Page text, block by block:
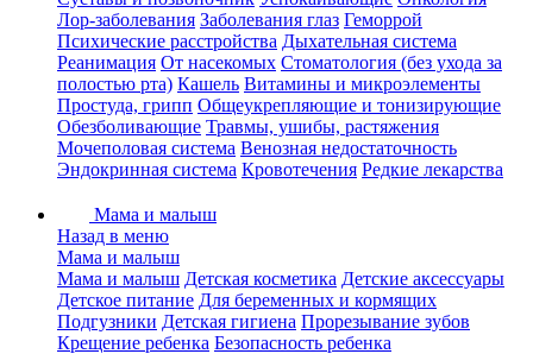
Лор-заболевания Заболевания глаз Геморрой
Психические расстройства Дыхательная система
Реанимация От насекомых Стоматология (без ухода за
полостью рта) Кашель Витамины и микроэлементы
Простуда, грипп Общеукрепляющие и тонизирующие
Обезболивающие Травмы, ушибы, растяжения
Мочеполовая система Венозная недостаточность
Эндокринная система Кровотечения Редкие лекарства
Мама и малыш
Назад в меню
Мама и малыш
Мама и малыш Детская косметика Детские аксессуары
Детское питание Для беременных и кормящих
Подгузники Детская гигиена Прорезывание зубов
Крещение ребенка Безопасность ребенка